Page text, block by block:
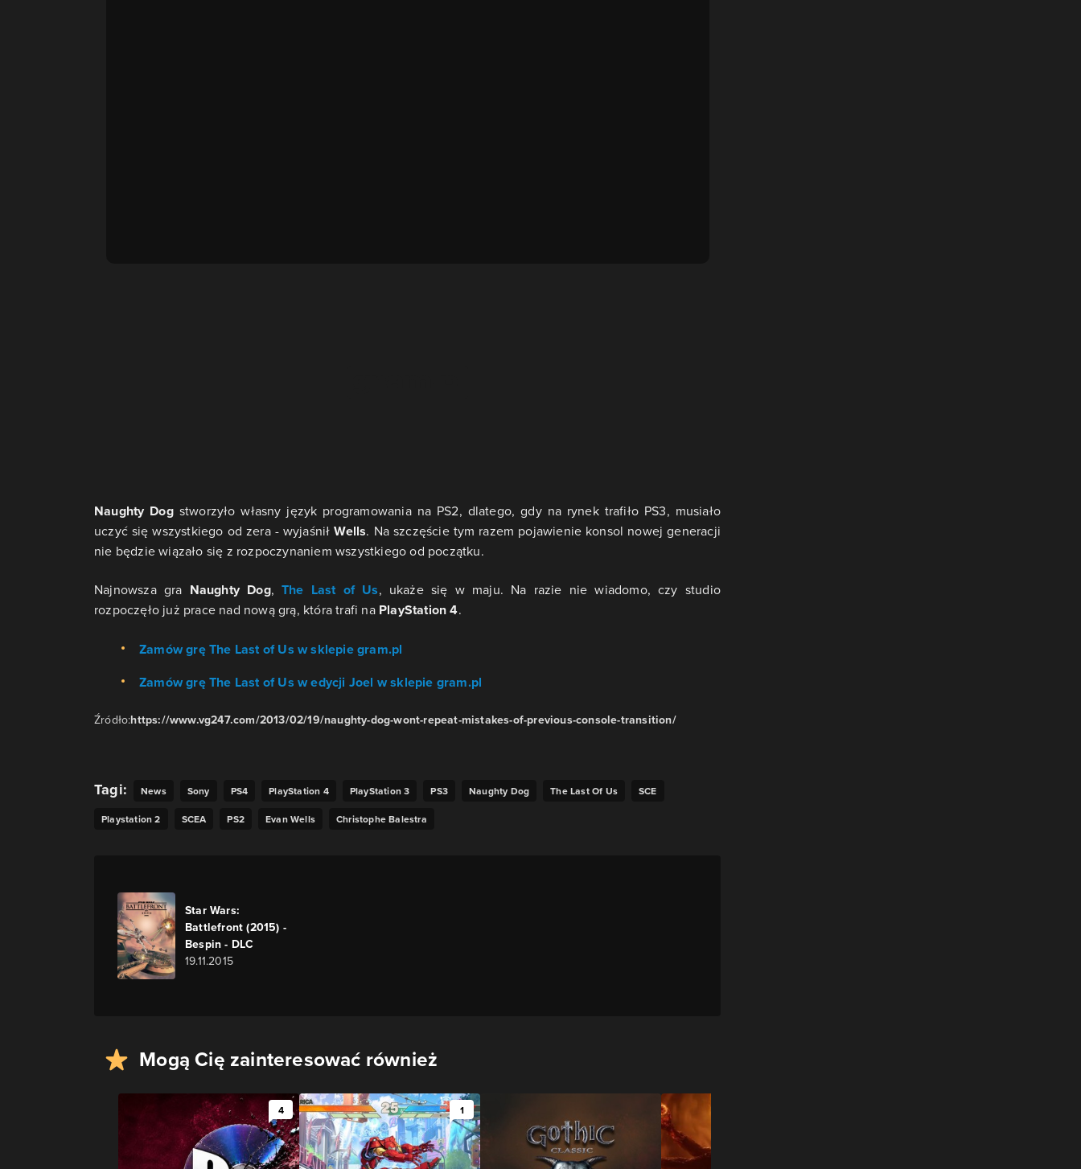
Naughty Dogstworzyło własny język programowania na PS2, dlatego, gdy na rynek trafiło PS3, musiało
uczyć się wszystkiego od zera - wyjaśniłWells. Na szczęście tym razem pojawienie konsol nowej generacji
nie będzie wiązało się z rozpoczynaniem wszystkiego od początku.
Najnowsza gra Naughty Dog,The Last of Us, ukaże się w maju. Na razie nie wiadomo, czy studio
rozpoczęło już prace nad nową grą, która trafi na PlayStation 4.
Zamów grę The Last of Us w sklepie gram.pl
Zamów grę The Last of Us w edycji Joel w sklepie gram.pl
Źródło:https://www.vg247.com/2013/02/19/naughty-dog-wont-repeat-mistakes-of-previous-console-transition/
Tagi: News Sony PS4 PlayStation 4 PlayStation 3 PS3 Naughty Dog The Last Of Us SCE
Playstation 2 SCEA PS2 Evan Wells Christophe Balestra
Star Wars:
Battlefront (2015) -
Bespin - DLC
19.11.2015
Mogą Cię zainteresować również
4 1